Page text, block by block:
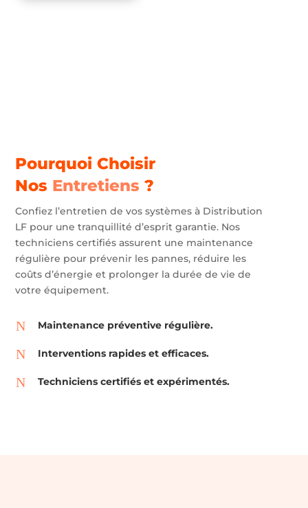
Pourquoi Choisir
Nos Entretiens?
Confiez l’entretien de vos systèmes à Distribution
LF pour une tranquillité d’esprit garantie. Nos
techniciens certifiés assurent une maintenance
régulière pour prévenir les pannes, réduire les
coûts d’énergie et prolonger la durée de vie de
votre équipement.
N Maintenance préventive régulière.
N Interventions rapides et efficaces.
N Techniciens certifiés et expérimentés.